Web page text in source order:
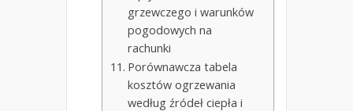
grzewczego i warunków
pogodowych na
rachunki
Porównawcza tabela
kosztów ogrzewania
według źródeł ciepła i